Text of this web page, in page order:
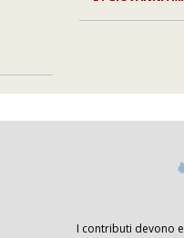
I contributi devono